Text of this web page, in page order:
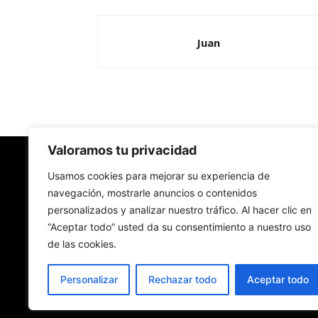
Valoramos tu privacidad
Usamos cookies para mejorar su experiencia de
navegación, mostrarle anuncios o contenidos
personalizados y analizar nuestro tráfico. Al hacer clic en
“Aceptar todo” usted da su consentimiento a nuestro uso
de las cookies.
Personalizar Rechazar todo Aceptar todo
Juan
Redes Cristianas
Una mirada alternativa sobre la Iglesia católica
- Colectivos de Redes Cristianas